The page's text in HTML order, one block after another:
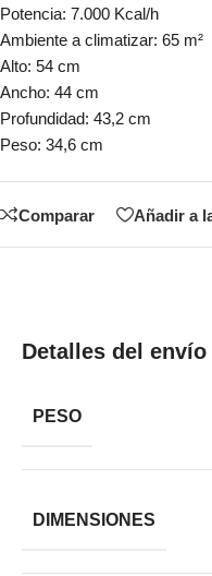
Potencia: 7.000 Kcal/h
Ambiente a climatizar: 65 m²
Alto: 54 cm
Ancho: 44 cm
Profundidad: 43,2 cm
Peso: 34,6 cm
Comparar Añadir a
Detalles del envío
PESO
DIMENSIONES